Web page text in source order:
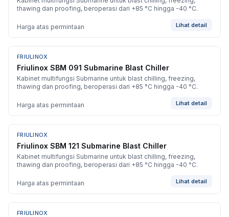
thawing dan proofing, beroperasi dari +85 °C hingga -40 °C.
Harga atas permintaan Lihat detail
BARU
FRIULINOX
Friulinox SBM 091 Submarine Blast Chiller
Kabinet multifungsi Submarine untuk blast chilling, freezing,
thawing dan proofing, beroperasi dari +85 °C hingga -40 °C.
Harga atas permintaan Lihat detail
BARU
FRIULINOX
Friulinox SBM 121 Submarine Blast Chiller
Kabinet multifungsi Submarine untuk blast chilling, freezing,
thawing dan proofing, beroperasi dari +85 °C hingga -40 °C.
Harga atas permintaan Lihat detail
BARU
FRIULINOX